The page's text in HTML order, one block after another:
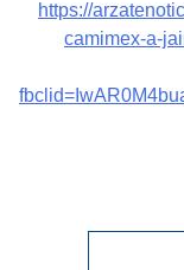
https://
camimex-a-